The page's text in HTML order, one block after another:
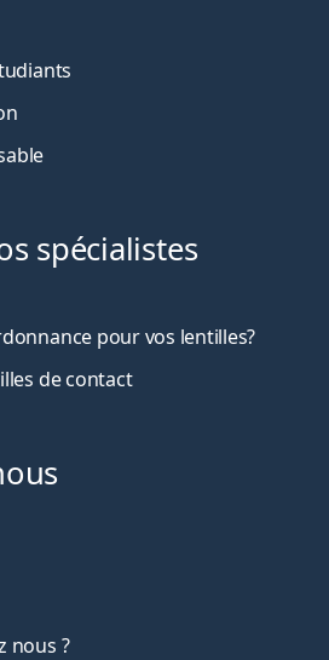
spécialistes
pour vos lentilles?
de contact
nous ?